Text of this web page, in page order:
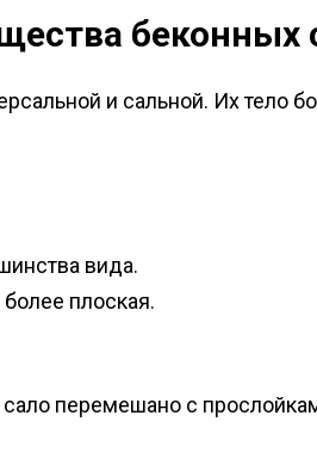
беконных
и сальной. Их тело
вида.
плоская.
перемешано с